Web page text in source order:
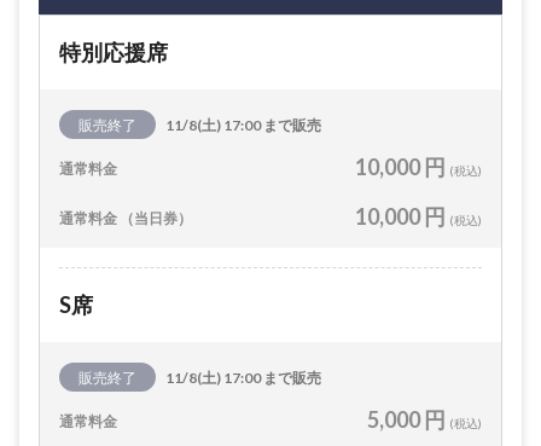
特別応援席
販売終了 11/8(土) 17:00 まで販売
通常料金 10,000 円 (税込)
通常料金 （当日券） 10,000 円 (税込)
S席
販売終了 11/8(土) 17:00 まで販売
通常料金 5,000 円 (税込)